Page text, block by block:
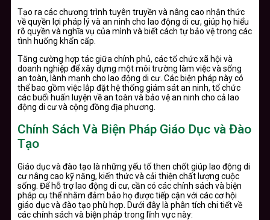
Tạo ra các chương trình tuyên truyền và nâng cao nhận thức
về quyền lợi pháp lý và an ninh cho lao động di cư, giúp họ hiểu
rõ quyền và nghĩa vụ của mình và biết cách tự bảo vệ trong các
tình huống khẩn cấp.
Tăng cường hợp tác giữa chính phủ, các tổ chức xã hội và
doanh nghiệp để xây dựng một môi trường làm việc và sống
an toàn, lành mạnh cho lao động di cư. Các biện pháp này có
thể bao gồm việc lắp đặt hệ thống giám sát an ninh, tổ chức
các buổi huấn luyện về an toàn và bảo vệ an ninh cho cả lao
động di cư và cộng đồng địa phương.
Chính Sách Và Biện Pháp Giáo Dục và Đào
Tạo
Giáo dục và đào tạo là những yếu tố then chốt giúp lao động di
cư nâng cao kỹ năng, kiến thức và cải thiện chất lượng cuộc
sống. Để hỗ trợ lao động di cư, cần có các chính sách và biện
pháp cụ thể nhằm đảm bảo họ được tiếp cận với các cơ hội
giáo dục và đào tạo phù hợp. Dưới đây là phân tích chi tiết về
các chính sách và biện pháp trong lĩnh vực này: